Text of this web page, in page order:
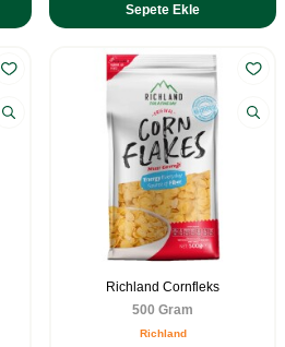
Sepete Ekle
Richland Cornfleks
500 Gram
Richland